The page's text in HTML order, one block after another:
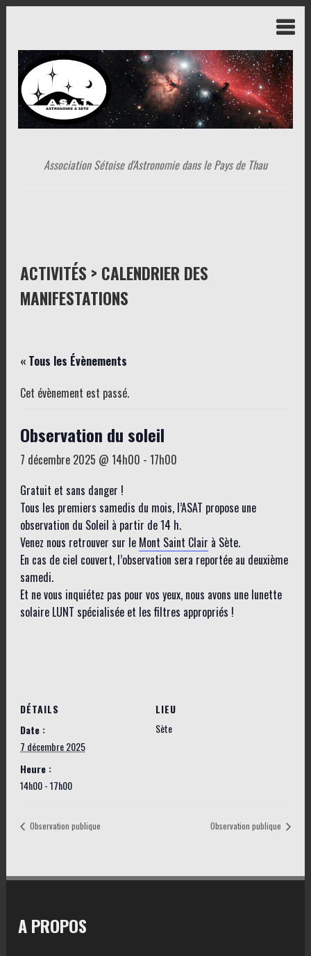
Association Sétoise d'Astronomie dans le Pays de Thau
ACTIVITÉS > CALENDRIER DES
MANIFESTATIONS
« Tous les Évènements
Cet évènement est passé.
Observation du soleil
7 décembre 2025 @ 14h00 - 17h00
Gratuit et sans danger !
Tous les premiers samedis du mois, l’ASAT propose une
observation du Soleil à partir de 14 h.
Venez nous retrouver sur le Mont Saint Clair à Sète.
En cas de ciel couvert, l’observation sera reportée au deuxième
samedi.
Et ne vous inquiétez pas pour vos yeux, nous avons une lunette
solaire LUNT spécialisée et les filtres appropriés !
DÉTAILS
Date :
7 décembre 2025
Heure :
14h00 - 17h00
LIEU
Sète
Observation publique Observation publique
A PROPOS